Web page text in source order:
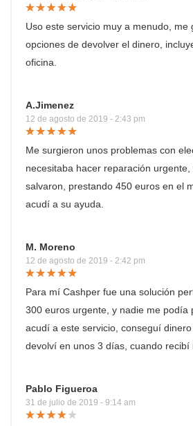
Uso este servicio muy a menudo, me
opciones de devolver el dinero,
oficina.
A.Jimenez
12 de agosto de 2019 - 2:43 pm
Me surgieron unos problemas con
necesitaba hacer reparación
salvaron, prestando 450 euros en el
acudí a su ayuda.
M. Moreno
12 de agosto de 2019 - 2:42 pm
Para mí Cashper fue una solución
300 euros urgente, y nadie me podía
acudí a este servicio, conseguí
devolví en unos 3 días, cuando recibí
Pablo Figueroa
31 de julio de 2019 - 9:14 am